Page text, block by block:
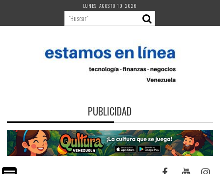
contenido
LUNES, AGOSTO 10, 2026
PUBLICIDAD